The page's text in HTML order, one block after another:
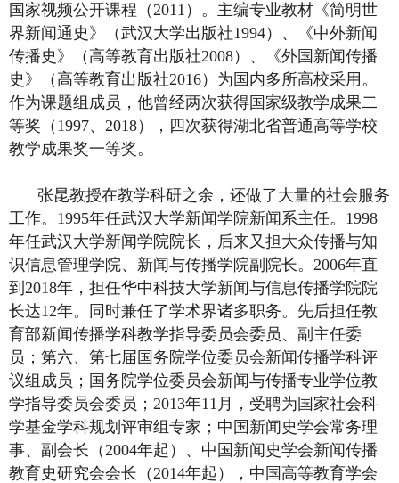
国家视频公开课程（2011）。主编专业教材《简明世
界新闻通史》（武汉大学出版社1994）、《中外新闻
传播史》（高等教育出版社2008）、《外国新闻传播
史》（高等教育出版社2016）为国内多所高校采用。
作为课题组成员，他曾经两次获得国家级教学成果二
等奖（1997、2018），四次获得湖北省普通高等学校
教学成果奖一等奖。
张昆教授在教学科研之余，还做了大量的社会服务
工作。1995年任武汉大学新闻学院新闻系主任。1998
年任武汉大学新闻学院院长，后来又担大众传播与知
识信息管理学院、新闻与传播学院副院长。2006年直
到2018年，担任华中科技大学新闻与信息传播学院院
长达12年。同时兼任了学术界诸多职务。先后担任教
育部新闻传播学科教学指导委员会委员、副主任委
员；第六、第七届国务院学位委员会新闻传播学科评
议组成员；国务院学位委员会新闻与传播专业学位教
学指导委员会委员；2013年11月，受聘为国家社会科
学基金学科规划评审组专家；中国新闻史学会常务理
事、副会长（2004年起）、中国新闻史学会新闻传播
教育史研究会会长（2014年起），中国高等教育学会